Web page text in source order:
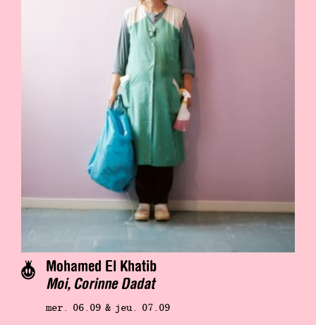
Mohamed El Khatib
Moi, Corinne Dadat
mer. 06.09 & jeu. 07.09